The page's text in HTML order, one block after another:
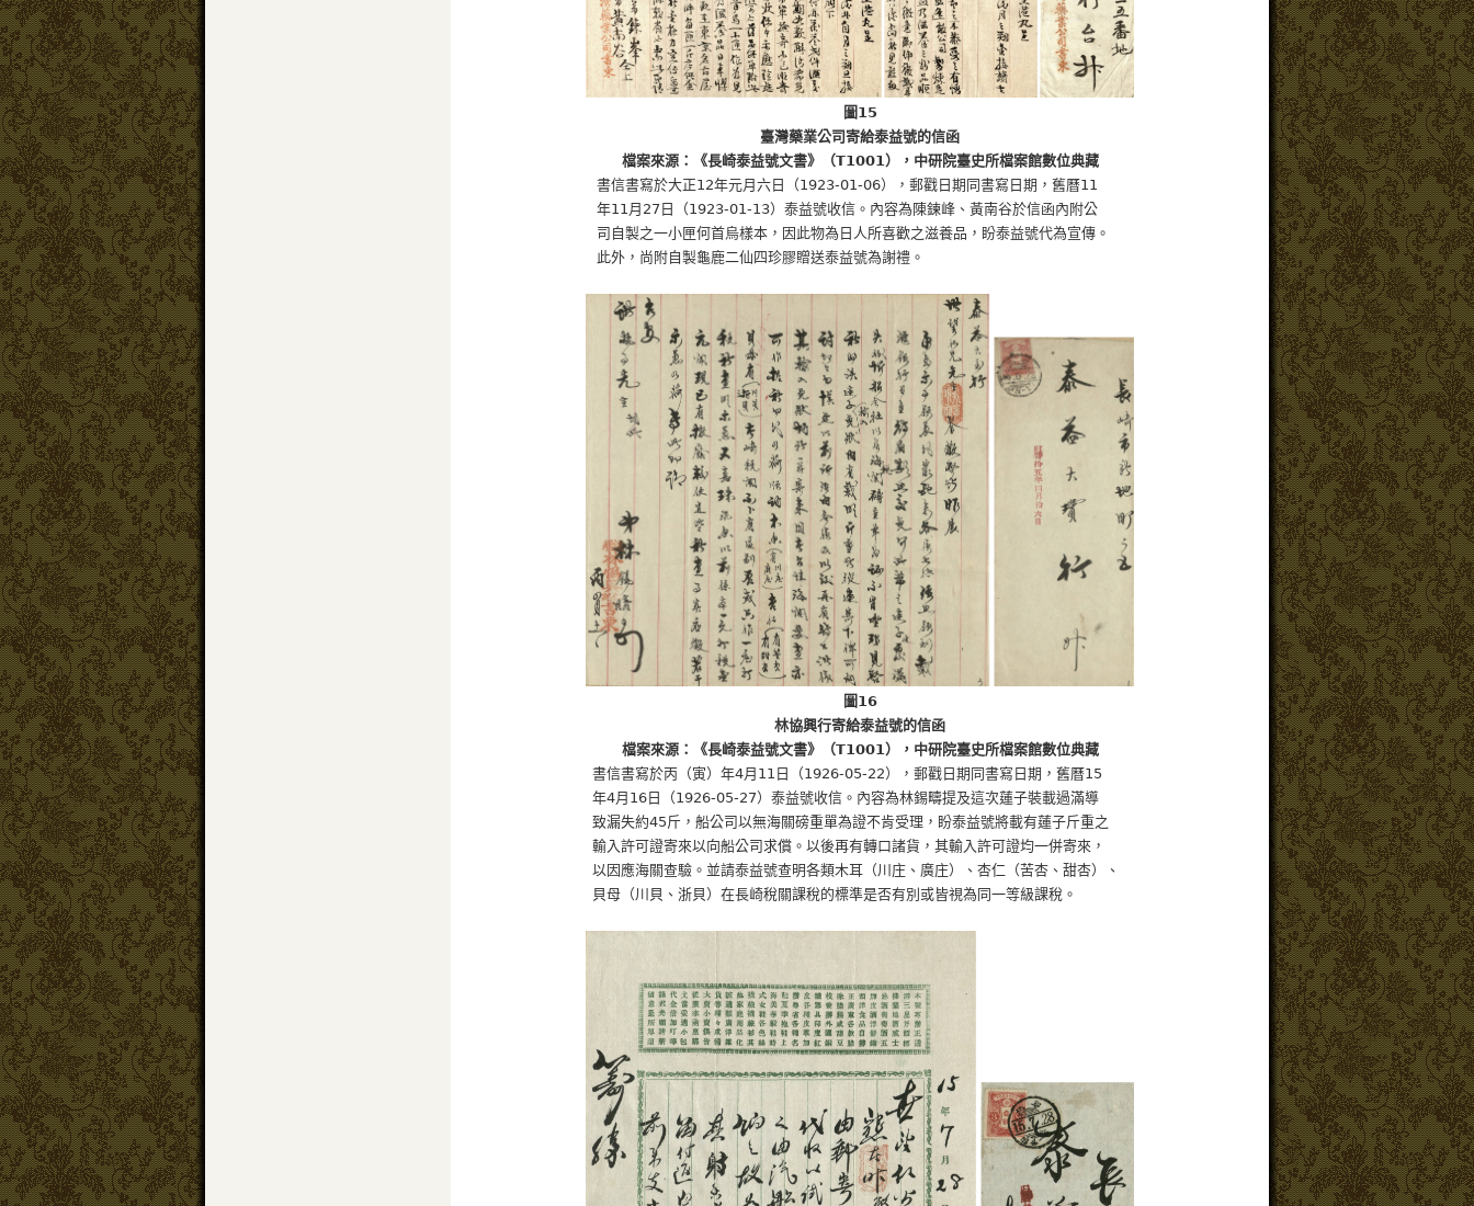
圖15
臺灣藥業公司寄給泰益號的信函
檔案來源：《長崎泰益號文書》（T1001），中研院臺史所檔案館數位典藏
書信書寫於大正12年元月六日（1923-01-06），郵戳日期同書寫日期，舊曆11
年11月27日（1923-01-13）泰益號收信。內容為陳鍊峰、黃南谷於信函內附公
司自製之一小匣何首烏樣本，因此物為日人所喜歡之滋養品，盼泰益號代為宣傳。
此外，尚附自製龜鹿二仙四珍膠贈送泰益號為謝禮。
圖16
林協興行寄給泰益號的信函
檔案來源：《長崎泰益號文書》（T1001），中研院臺史所檔案館數位典藏
書信書寫於丙（寅）年4月11日（1926-05-22），郵戳日期同書寫日期，舊曆15
年4月16日（1926-05-27）泰益號收信。內容為林錫疇提及這次蓮子裝載過滿導
致漏失約45斤，船公司以無海關磅重單為證不肯受理，盼泰益號將載有蓮子斤重之
輸入許可證寄來以向船公司求償。以後再有轉口諸貨，其輸入許可證均一併寄來，
以因應海關查驗。並請泰益號查明各類木耳（川庄、廣庄）、杏仁（苦杏、甜杏）、
貝母（川貝、浙貝）在長崎稅關課稅的標準是否有別或皆視為同一等級課稅。